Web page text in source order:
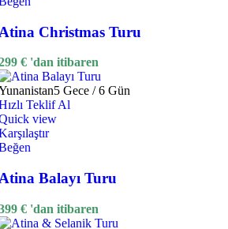
Christmas Turu
€ 'dan itibaren
5 Gece / 6 Gün
Teklif Al
view
Balayı Turu
€ 'dan itibaren